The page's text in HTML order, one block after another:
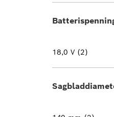
18,0 V (2)